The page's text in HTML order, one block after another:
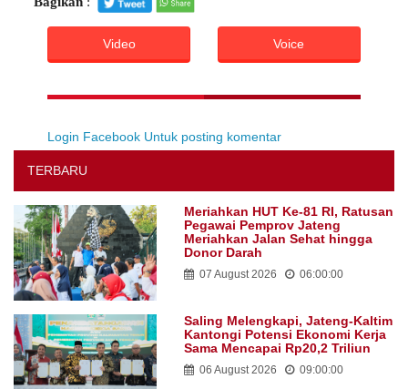
Video Voice
Login Facebook Untuk posting komentar
TERBARU
Meriahkan HUT Ke-81 RI, Ratusan
Pegawai Pemprov Jateng
Meriahkan Jalan Sehat hingga
Donor Darah
07 August 2026 06:00:00
Saling Melengkapi, Jateng-Kaltim
Kantongi Potensi Ekonomi Kerja
Sama Mencapai Rp20,2 Triliun
06 August 2026 09:00:00